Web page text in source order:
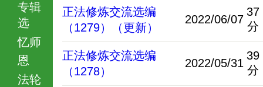
专辑
选
忆师
恩
法轮
正法修炼交流选编
（1279）（更新）
2022/06/07
37
分
正法修炼交流选编
（1278）
2022/05/31
39
分